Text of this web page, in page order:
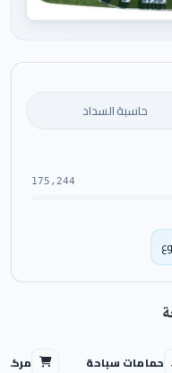
حاسبة السداد
175,244
حمامات سباحة مركز